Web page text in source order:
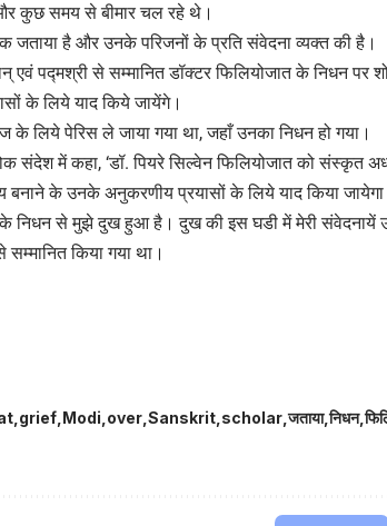
कुछ समय से बीमार चल रहे थे।
जताया है और उनके परिजनों के प्रति संवेदना व्यक्त की है।
एवं पद्मश्री से सम्मानित डॉक्टर फिलियोजात के निधन
के लिये याद किये जायेंगे।
लिये पेरिस ले जाया गया था, जहाँ उनका निधन हो गया।
संदेश में कहा, ‘डॉ. पियरे सिल्वेन फिलियोजात को संस्कृत
बनाने के उनके अनुकरणीय प्रयासों के लिये याद किया
निधन से मुझे दुख हुआ है। दुख की इस घडी में मेरी संवेदनायें
किया गया था।
grief Modi over Sanskrit scholar जताया निधन